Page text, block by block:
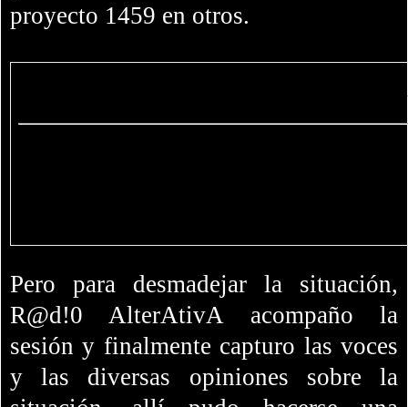
proyecto 1459 en otros.
Pero para desmadejar la situación,
R@d!0 AlterAtivA acompaño la
sesión y finalmente capturo las voces
y las diversas opiniones sobre la